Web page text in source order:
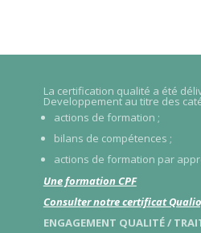
La certification qualité a été
Developpement au titre des
actions de formation ;
bilans de compétences ;
actions de formation par
Une formation CPF
Consulter notre certificat
ENGAGEMENT QUALITÉ /